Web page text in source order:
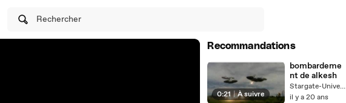
Rechercher
Recommandations
0:21 | À suivre
bombardeme
nt de alkesh
Stargate-Univers
il y a 20 ans